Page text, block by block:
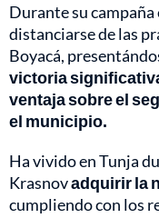
Durante su
distanciarse de las
Boyacá,
victoria
ventaja sobre el
el municipio.
Ha vivido en Tunja
Krasnovadquirir la
cumpliendo con los